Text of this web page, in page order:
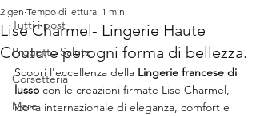
Tutti i post
Progetto Salute
Corsetteria
Mare
Lise Charmel- Lingerie Haute
Couture perogni forma di bellezza.
2 gen Tempo di lettura: 1 min
Scopri l'eccellenza della Lingerie francese di
lusso con le creazioni firmate Lise Charmel,
icona internazionale di eleganza, comfort e